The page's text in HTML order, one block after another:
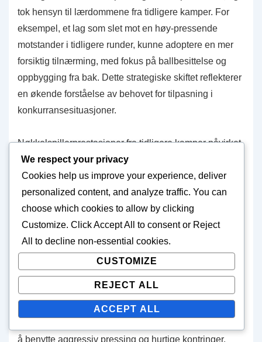
tok hensyn til lærdommene fra tidligere kamper. For
eksempel, et lag som slet mot en høy-pressende
motstander i tidligere runder, kunne adoptere en mer
forsiktig tilnærming, med fokus på ballbesittelse og
oppbygging fra bak. Dette strategiske skiftet reflekterer
en økende forståelse av behovet for tilpasning i
konkurransesituasjoner.
Nøkkelspillerprestasjoner fra tidligere kamper påvirket
også taktiske beslutninger. Trenere tilpasset ofte
spillplanene sine rundt fremragende spillere, og
utnyttet deres styrker for å maksimere lagets
effektivitet. For eksempel, hvis en angriper hadde vist
eksepsjonell avslutningsevne, kunne laget prioritere å
skape muligheter for den spilleren, og justere
formasjoner for å sikre at de fikk tilstrekkelig støtte.
Fitnessnivåer spilte også en betydelig rolle i å forme
taktikkene. Lag som klarte å opprettholde høyere
å benytte aggressiv pressing og hurtige kontringer.
We respect your privacy
Cookies help us improve your experience, deliver
personalized content, and analyze traffic. You can
choose which cookies to allow by clicking
Customize. ClickAccept All to consent or Reject
All
to decline non-essential cookies.
CUSTOMIZE
REJECT ALL
ACCEPT ALL